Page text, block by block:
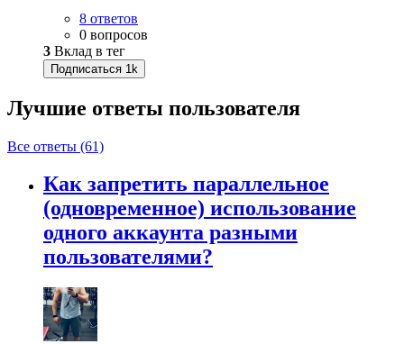
8 ответов
0 вопросов
3 Вклад в тег
Подписаться 1k
Лучшие ответы пользователя
Все ответы (61)
Как запретить параллельное
(одновременное) использование
одного аккаунта разными
пользователями?